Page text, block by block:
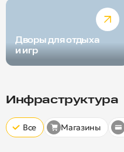
Дворы для отдыха
и игр
Инфраструктура
Все Магазины